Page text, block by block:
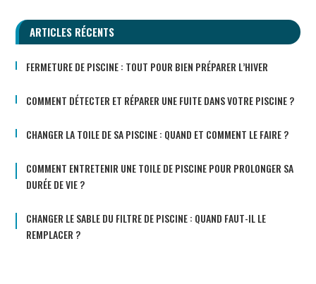
ARTICLES RÉCENTS
FERMETURE DE PISCINE : TOUT POUR BIEN PRÉPARER L’HIVER
COMMENT DÉTECTER ET RÉPARER UNE FUITE DANS VOTRE PISCINE ?
CHANGER LA TOILE DE SA PISCINE : QUAND ET COMMENT LE FAIRE ?
COMMENT ENTRETENIR UNE TOILE DE PISCINE POUR PROLONGER SA
DURÉE DE VIE ?
CHANGER LE SABLE DU FILTRE DE PISCINE : QUAND FAUT-IL LE
REMPLACER ?